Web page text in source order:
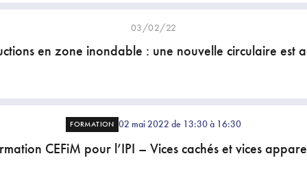
03/02/22
en zone inondable : une nouvelle circulaire est
FORMATION 02 mai 2022 de 13:30 à 16:30
CEFiM pour l’IPI – Vices cachés et vices